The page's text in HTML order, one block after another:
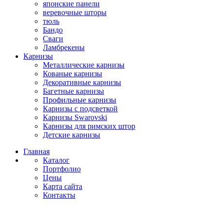
японские панели
веревочные шторы
тюль
Бандо
Сваги
Ламбрекены
Карнизы
Металлические карнизы
Кованые карнизы
Декоративные карнизы
Багетные карнизы
Профильные карнизы
Карнизы с подсветкой
Карнизы Swarovski
Карнизы для римских штор
Детские карнизы
Главная
Каталог
Портфолио
Цены
Карта сайта
Контакты